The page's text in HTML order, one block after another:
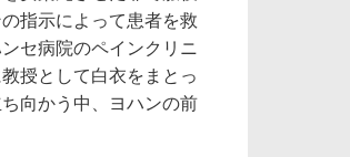
指示によって患者を救
セ病院のペインクリニ
授として白衣をまとっ
向かう中、ヨハンの前